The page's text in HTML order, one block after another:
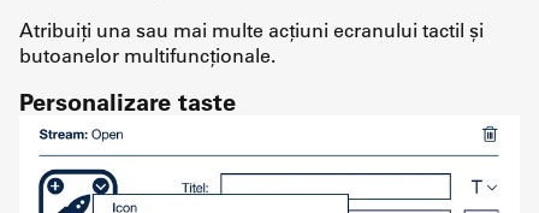
Atribuiți una sau mai multe acțiuni ecranului tactil și
butoanelor multifuncționale.
Personalizare taste